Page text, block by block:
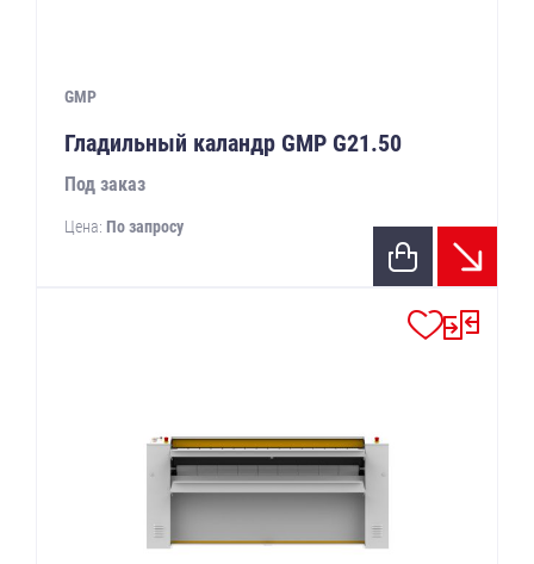
GMP
Гладильный каландр GMP G21.50
Под заказ
Цена: По запросу